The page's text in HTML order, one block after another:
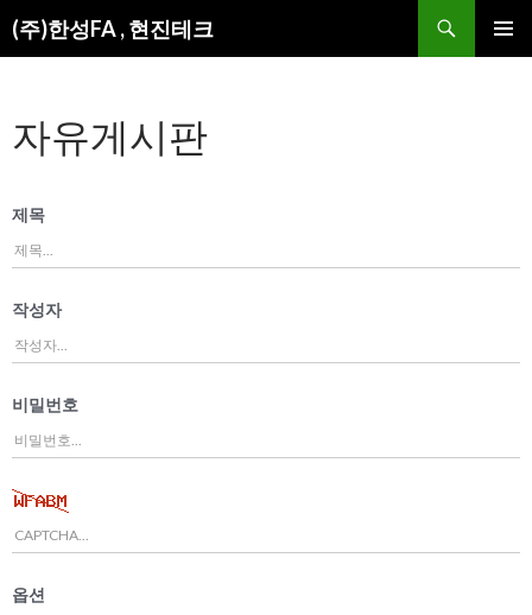
(주)한성FA , 현진테크
검
색
로
건
기
자유게시판
제목
작성자
비밀번호
옵션